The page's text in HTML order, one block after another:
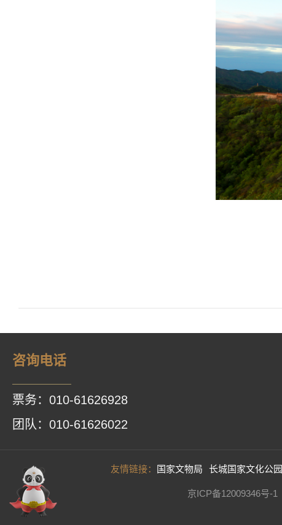
咨询电话
票务：010-61626928
团队：010-61626022
友情链接： 国家文物局 长城国家文化公园
京ICP备12009346号-1